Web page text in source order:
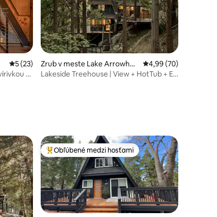
14
Priemerné ohodnotenie 5 z 5, počet hodnotení: 23
5 (23)
a
Zrub v meste Lake Arrowhea
d
Priemerné
4,99 (70)
Lakeside Treehouse | View + HotTub + EV
Najobľúbenejšie medzi hosťami
Obľúbené medzi hosťami